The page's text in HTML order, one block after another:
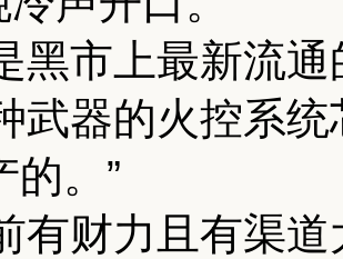
黑市上最新流通
武器的火控系
的。”
有财力且有渠